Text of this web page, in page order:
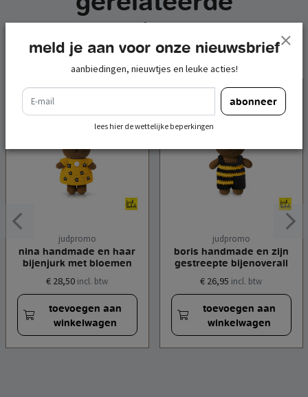
producten
judpromo
nina handmade en haar
bijenjurk met bloemen
€ 28,50 incl. btw
toevoegen aan
winkelwagen
judpromo
boris handmade en zijn
gestreepte bijenoverall
€ 26,95 incl. btw
toevoegen aan
winkelwagen
meld je aan voor onze nieuwsbrief
aanbiedingen, nieuwtjes en leuke acties!
e-mail
abonneer
lees hier de wettelijke beperkingen